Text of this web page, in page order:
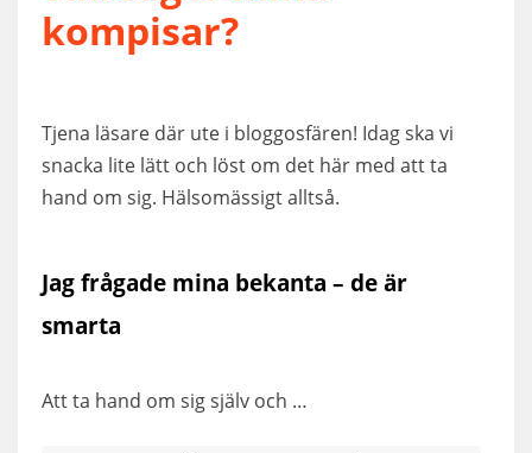
kompisar?
Tjena läsare där ute i bloggosfären! Idag ska vi
snacka lite lätt och löst om det här med att ta
hand om sig. Hälsomässigt alltså.
Jag frågade mina bekanta – de är
smarta
Att ta hand om sig själv och …